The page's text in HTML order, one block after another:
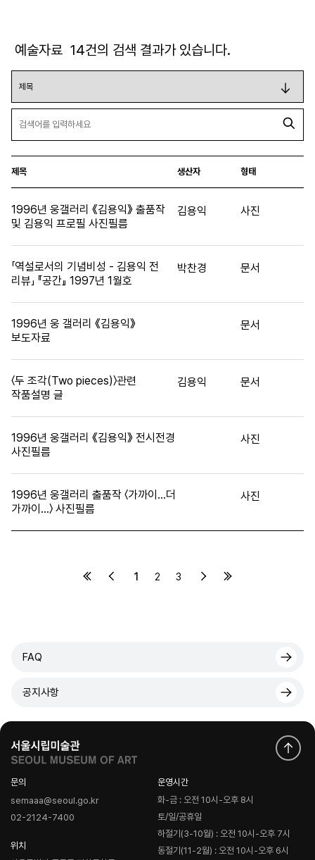
예술자료 14건의 검색 결과가 있습니다.
제목 생산자 형태
1996년 웅갤러리 《김용익》 출품작
및 김용익 프로필 사진필름
김용익 사진
「역설로서의 기념비성 - 김용익 전
리뷰」 『공간』 1997년 1월호
박찬경 문서
1996년 웅 갤러리 《김용익》
보도자료
문서
〈두 조각(Two pieces)〉관련
작품설명 글
김용익 문서
1996년 웅갤러리 《김용익》 전시전경
사진필름
사진
1996년 웅갤러리 출품작 〈가까이…더
가까이…〉 사진필름
사진
1 2 3
FAQ
공지사항
문의
semaaa@seoul.go.kr
02-2124-7400
위치
운영시간
화-금 : 오전 10시-오후 8시
토/일/공휴일
하절기(3-10월) : 오전 10시-오후 7시
동절기(11-2월) : 오전 10시-오후 6시